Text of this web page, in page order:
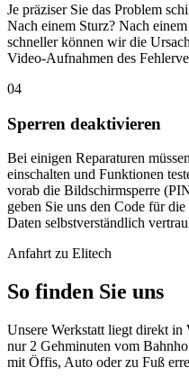
Je präziser Sie das Problem
Nach einem Sturz? Nach
schneller können wir die
Video-Aufnahmen des
04
Sperren deaktivieren
Bei einigen Reparaturen
einschalten und Funktionen
vorab die Bildschirmsperre
geben Sie uns den Code für
Daten selbstverständlich
Anfahrt zu Elitech
So finden Sie uns
Unsere Werkstatt liegt direkt in
nur 2 Gehminuten vom
mit Öffis, Auto oder zu Fuß